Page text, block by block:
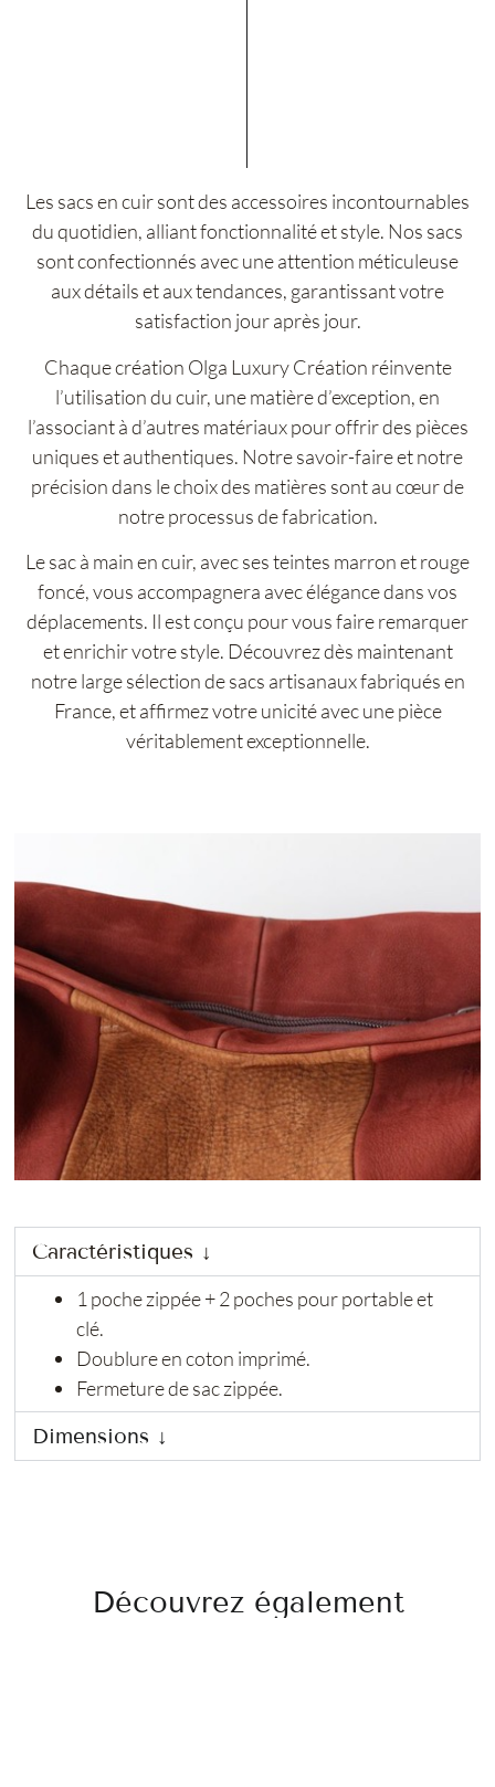
Les sacs en cuir sont des accessoires incontournables
du quotidien, alliant fonctionnalité et style. Nos sacs
sont confectionnés avec une attention méticuleuse
aux détails et aux tendances, garantissant votre
satisfaction jour après jour.
Chaque création Olga Luxury Création réinvente
l’utilisation du cuir, une matière d’exception, en
l’associant à d’autres matériaux pour offrir des pièces
uniques et authentiques. Notre savoir-faire et notre
précision dans le choix des matières sont au cœur de
notre processus de fabrication.
Le sac à main en cuir, avec ses teintes marron et rouge
foncé, vous accompagnera avec élégance dans vos
déplacements. Il est conçu pour vous faire remarquer
et enrichir votre style. Découvrez dès maintenant
notre large sélection de sacs artisanaux fabriqués en
France, et affirmez votre unicité avec une pièce
véritablement exceptionnelle.
Caractéristiques ↓
1 poche zippée + 2 poches pour portable et
clé.
Doublure en coton imprimé.
Fermeture de sac zippée.
Dimensions ↓
Découvrez également